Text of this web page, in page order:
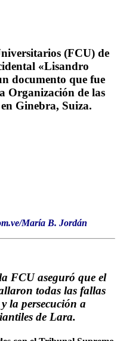
(FCU) de
«Lisandro
documento que fue
Organización de las
Ginebra, Suiza.
María B. Jordán
FCU aseguró que el
todas las fallas
la persecución a
de Lara.